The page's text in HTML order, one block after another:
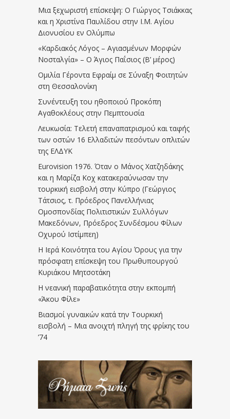
Μια ξεχωριστή επίσκεψη: Ο Γιώργος Τσιάκκας
και η Χριστίνα Παυλίδου στην Ι.Μ. Αγίου
Διονυσίου εν Ολύμπω
«Καρδιακός Λόγος – Αγιασμένων Μορφών
Νοσταλγία» – Ο Άγιος Παΐσιος (Β’ μέρος)
Ομιλία Γέροντα Εφραίμ σε Σύναξη Φοιτητών
στη Θεσσαλονίκη
Συνέντευξη του ηθοποιού Προκόπη
Αγαθοκλέους στην Πεμπτουσία
Λευκωσία: Τελετή επαναπατρισμού και ταφής
των οστών 16 Ελλαδιτών πεσόντων οπλιτών
της ΕΛΔΥΚ
Eurovision 1976. Όταν ο Μάνος Χατζηδάκης
και η Μαρίζα Κοχ κατακεραύνωσαν την
τουρκική εισβολή στην Κύπρο (Γεώργιος
Τάτσιος, τ. Πρόεδρος Πανελλήνιας
Ομοσπονδίας Πολιτιστικών Συλλόγων
Μακεδόνων, Πρόεδρος Συνδέσμου Φίλων
Οχυρού Ιστίμπεη)
Η Ιερά Κοινότητα του Αγίου Όρους για την
πρόσφατη επίσκεψη του Πρωθυπουργού
Κυριάκου Μητσοτάκη
Η νεανική παραβατικότητα στην εκπομπή
«Άκου Φίλε»
Βιασμοί γυναικών κατά την Τουρκική
εισβολή – Μια ανοιχτή πληγή της φρίκης του
’74